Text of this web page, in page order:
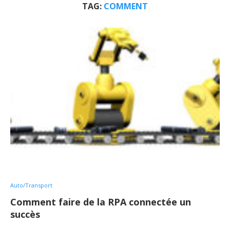
TAG: COMMENT
Auto/Transport
Comment faire de la RPA connectée un
succès